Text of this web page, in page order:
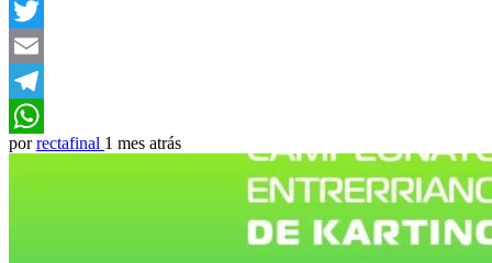
Facebook
Twitter
Email
Telegram
WhatsApp
por rectafinal 1 mes atrás